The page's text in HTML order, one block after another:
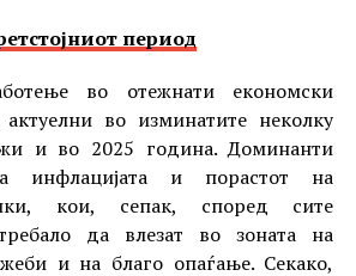
период
во отежнати економски
во изминатите неколку
и во 2025 година. Доминанти
инфлацијата и порастот на
кои, сепак, според сите
да влезат во зоната на
и на благо опаѓање. Секако,